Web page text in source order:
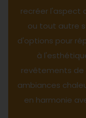
recréer l'aspect
ou tout autre
d'options pour
à
revêtements de
ambiances
en harmonie